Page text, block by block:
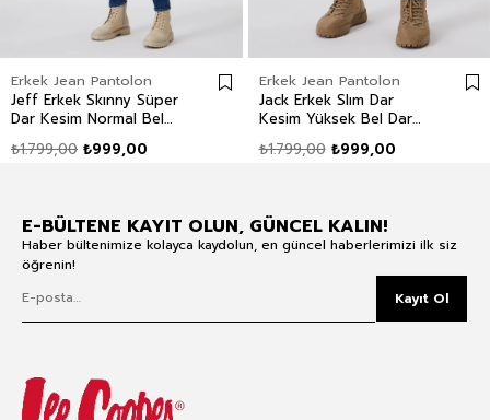
Erkek Jean Pantolon
Jeff Erkek Skınny Süper
Dar Kesim Normal Bel
Mavi
₺999,00
₺1.799,00
Erkek Jean Pantolon
Jack Erkek Slım Dar
Kesim Yüksek Bel Dar
₺999,00
₺1.799,00
E-BÜLTENE KAYIT OLUN, GÜNCEL KALIN!
Haber bültenimize kolayca kaydolun, en güncel haberlerimizi ilk siz
öğrenin!
Kayıt Ol